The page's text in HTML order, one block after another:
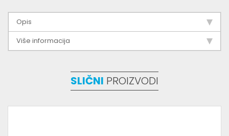
Opis
Više informacija
SLIČNI PROIZVODI